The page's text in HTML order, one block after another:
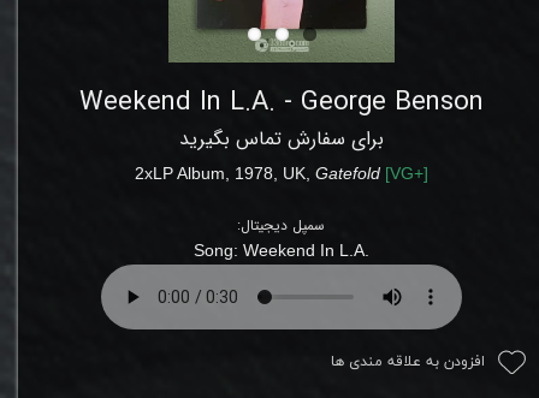
Weekend In L.A. - George Benson
برای سفارش تماس بگیرید
2xLPAlbum 1978 , UK, Gatefold [VG+]
سمپل دیجیتال:
Weekend In L.A
افزودن به علاقه مندی ها